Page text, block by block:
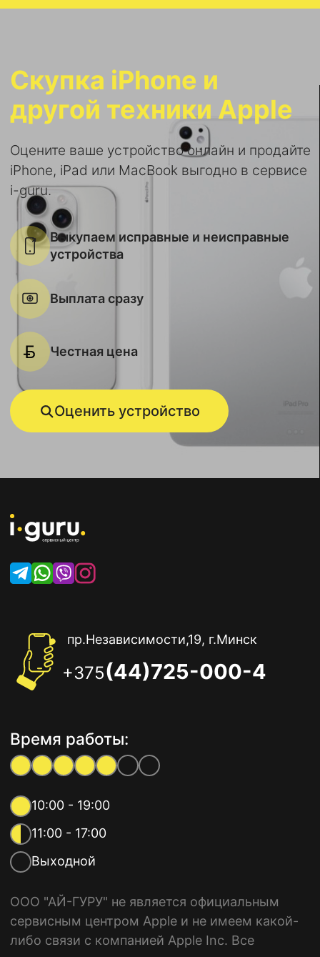
Скупка iPhone и
другой техники Apple
Оцените ваше устройство онлайн и продайте
iPhone, iPad или MacBook выгодно в сервисе
i-guru.
Выкупаем исправные и неисправные
устройства
Выплата сразу
Честная цена
Оценить устройство
пр.Независимости,19, г.Минск
+375(44)725-000-4
Время работы:
10:00 - 19:00
11:00 - 17:00
Выходной
ООО "АЙ-ГУРУ" не является официальным
сервисным центром Apple и не имеем какой-
либо связи с компанией Apple Inc. Все